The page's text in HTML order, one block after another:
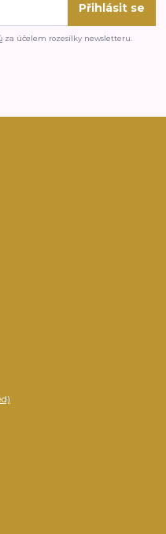
Přihlásit se
za účelem rozesílky newsletteru.